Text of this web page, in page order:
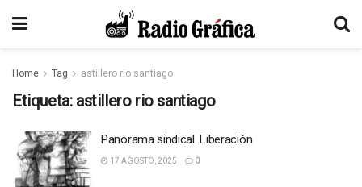
Home Tag astillero rio santiago
Etiqueta: astillero rio santiago
Panorama sindical. Liberación
17 AGOSTO, 2025 0